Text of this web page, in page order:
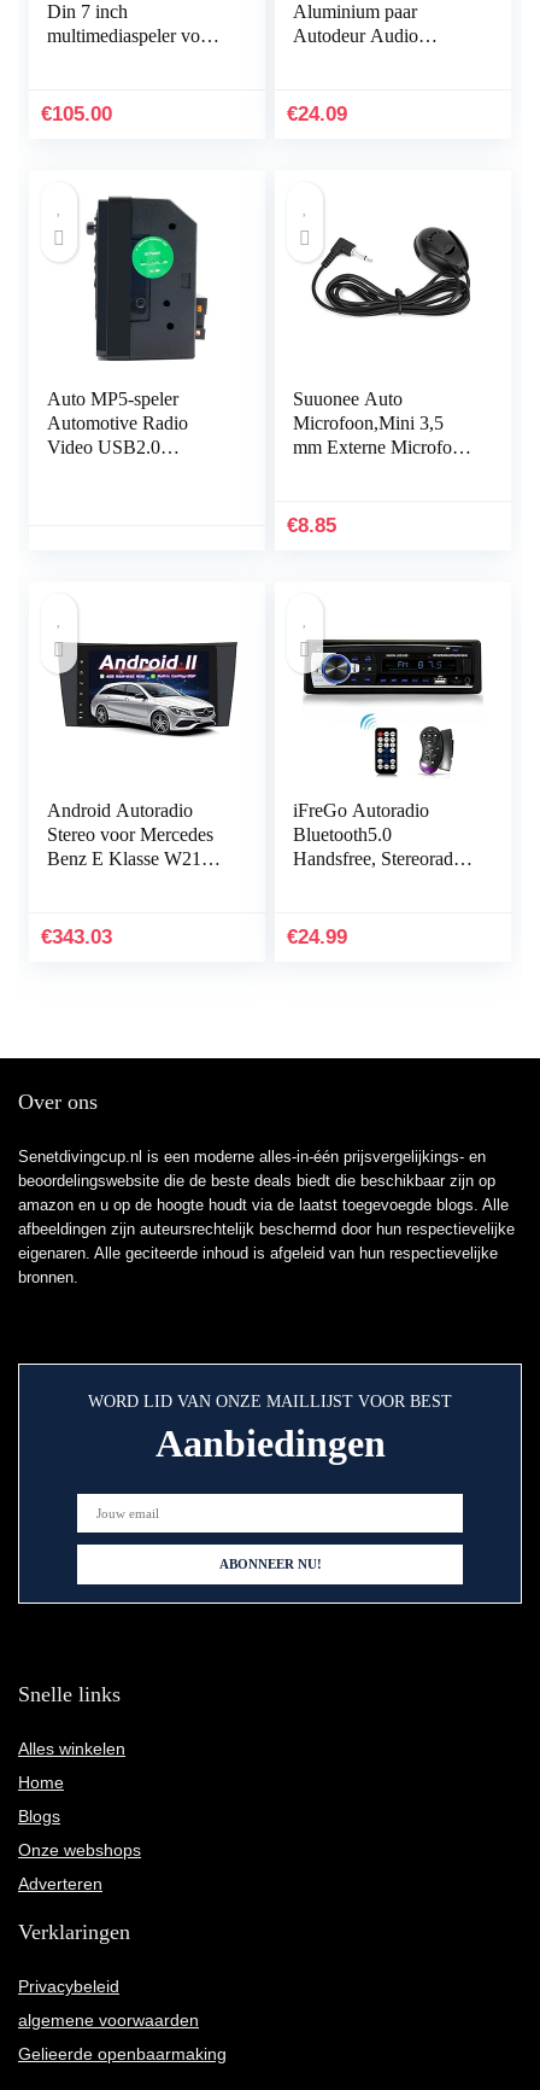
Din 7 inch
multimediaspeler voor
voor WiFi GPS voor…
€105.00
Aluminium paar
Autodeur Audio
E Klasse W213 2016
€24.09
Auto MP5-speler
Automotive Radio
Video USB2.0
Suuonee Auto
Microfoon,Mini 3,5
mm Externe Microfoon
Radio DVD
€8.85
Android Autoradio
Stereo voor Mercedes
Benz E Klasse W211
8 “Scherm GPS Auto
€343.03
iFreGo Autoradio
Bluetooth5.0
Handsfree, Stereoradio
Autostereo met USB /
€24.99
Over ons
Senetdivingcup.nl is een moderne alles-in-één prijsvergelijkings- en
beoordelingswebsite die de beste deals biedt die beschikbaar zijn op
amazon en u op de hoogte houdt via de laatst toegevoegde blogs. Alle
afbeeldingen zijn auteursrechtelijk beschermd door hun respectievelijke
eigenaren. Alle geciteerde inhoud is afgeleid van hun respectievelijke
bronnen.
WORD LID VAN ONZE MAILLIJST VOOR BEST
Aanbiedingen
Snelle links
Alles winkelen
Home
Blogs
Onze webshops
Adverteren
Verklaringen
Privacybeleid
algemene voorwaarden
Gelieerde openbaarmaking